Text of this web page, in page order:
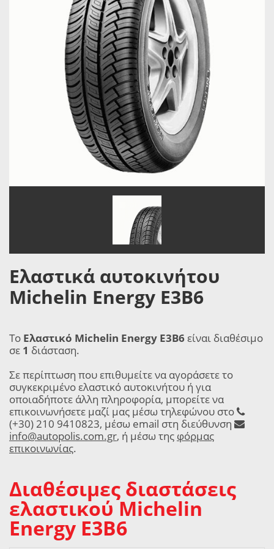
Ελαστικά αυτοκινήτου
Michelin Energy E3B6
Το Ελαστικό Michelin Energy E3B6 είναι διαθέσιμο
σε 1 διάσταση.
Σε περίπτωση που επιθυμείτε να αγοράσετε το
συγκεκριμένο ελαστικό αυτοκινήτου ή για
οποιαδήποτε άλλη πληροφορία, μπορείτε να
επικοινωνήσετε μαζί μας μέσω τηλεφώνου στο
(+30) 210 9410823, μέσω email στη διεύθυνση
info@autopolis.com.gr, ή μέσω της φόρμας
επικοινωνίας.
Διαθέσιμες διαστάσεις
ελαστικού Michelin
Energy E3B6